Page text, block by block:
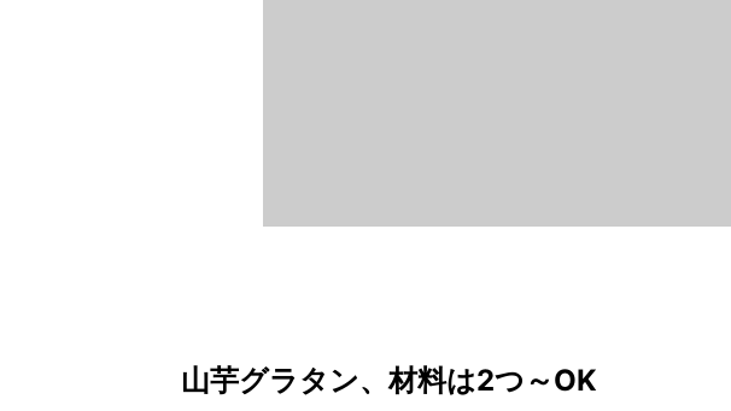
山芋グラタン、材料は2つ～OK